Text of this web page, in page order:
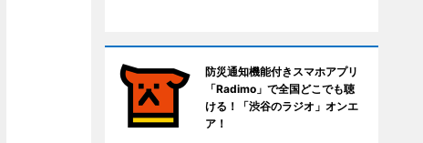
防災通知機能付きスマホアプリ
「Radimo」で全国どこでも聴
ける！「渋谷のラジオ」オンエ
ア！